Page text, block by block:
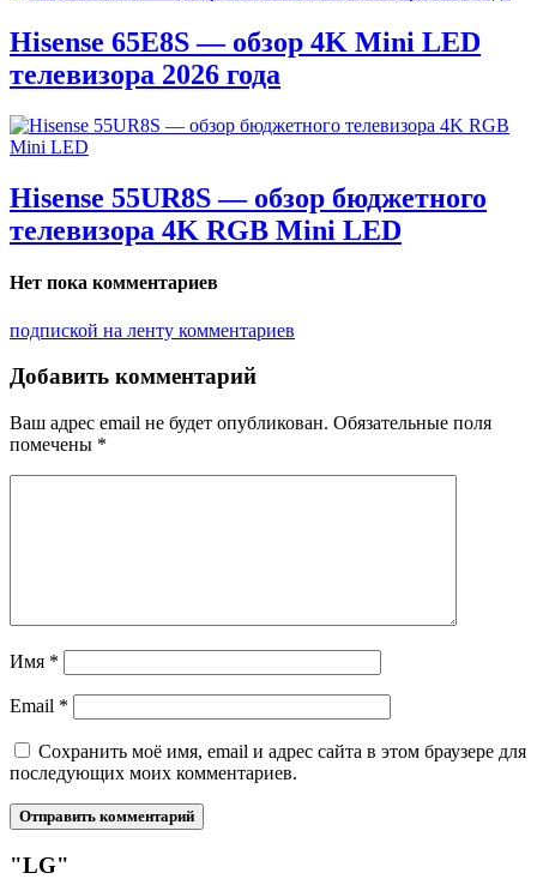
Hisense 65E8S — обзор 4K Mini LED
телевизора 2026 года
Hisense 55UR8S — обзор бюджетного
телевизора 4K RGB Mini LED
Нет пока комментариев
подпиской на ленту комментариев
Добавить комментарий
Ваш адрес email не будет опубликован. Обязательные поля
помечены *
Имя *
Email *
Сохранить моё имя, email и адрес сайта в этом браузере для
последующих моих комментариев.
"LG"